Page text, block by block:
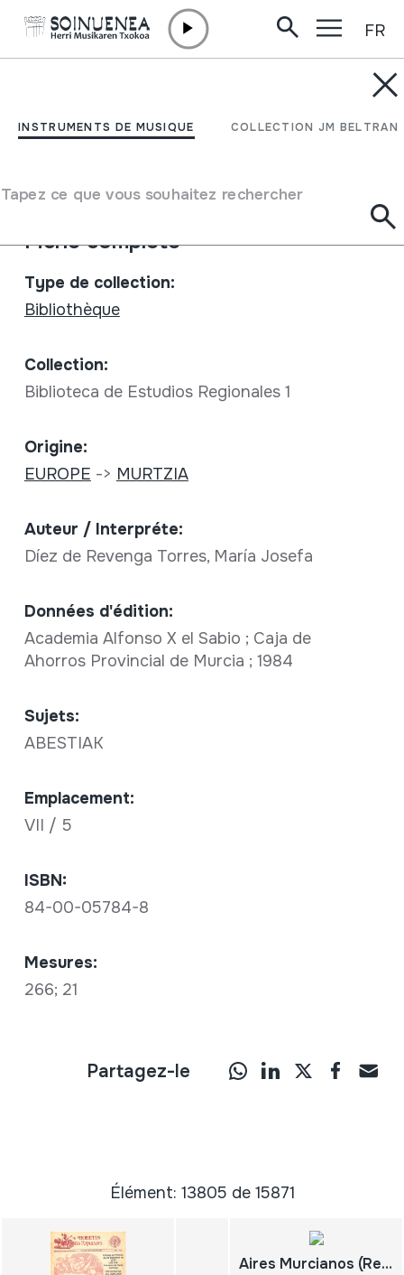
INSTRUMENTS DE MUSIQUE COLLECTION JM BELTRAN
Tapez ce que vous souhaitez rechercher
FR
Cancionero Popular
Auteur Díez de Revenga Torres, María Josefa
Fiche complète
Type de collection:
Bibliothèque
Collection:
Biblioteca de Estudios Regionales 1
Origine:
EUROPE -> MURTZIA
Auteur / Interpréte:
Díez de Revenga Torres, María Josefa
Données d'édition:
Academia Alfonso X el Sabio ; Caja de
Ahorros Provincial de Murcia ; 1984
Sujets:
ABESTIAK
Emplacement:
VII / 5
ISBN:
84-00-05784-8
Mesures:
266; 21
Partagez-le
Élément: 13805 de 15871
Aires Murcianos (Recopilación completa 1898-1928)